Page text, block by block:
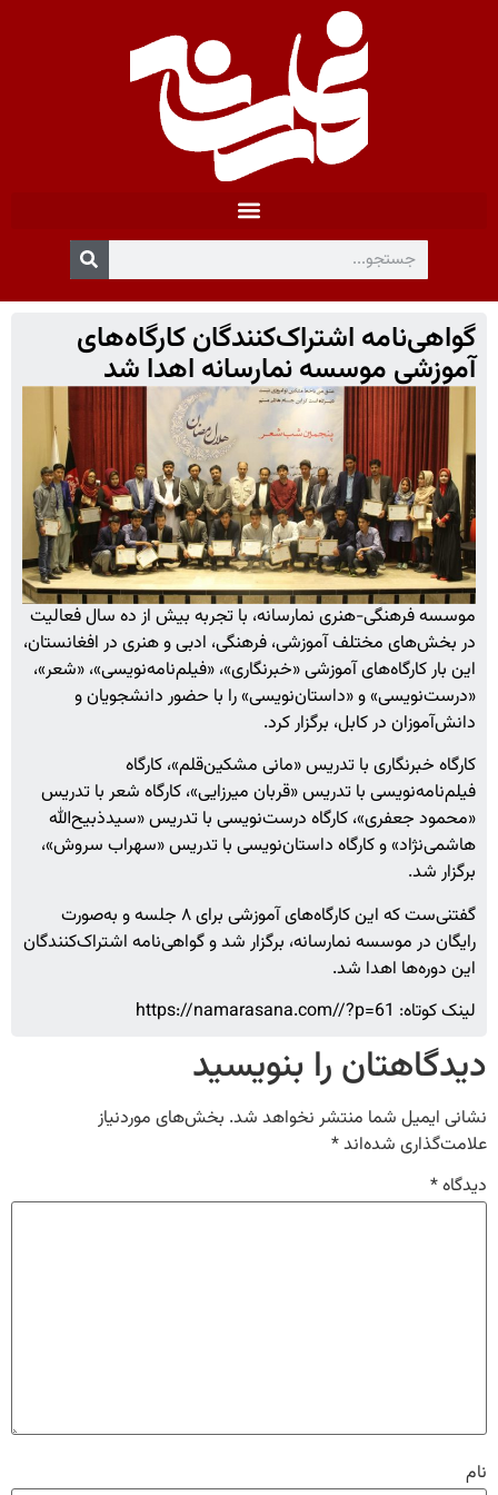
گواهی‌نامه‌ اشتراک‌کنندگان کارگاه‌های
آموزشی موسسه نمارسانه اهدا شد
موسسه فرهنگی-هنری نمارسانه، با تجربه بیش از ده سال فعالیت
در بخش‌های مختلف آموزشی، فرهنگی، ادبی و هنری در افغانستان،
این بار کارگاه‌های آموزشی «خبرنگاری»، «فیلم‌نامه‌نویسی»، «شعر»،
«درست‌نویسی» و «داستان‌نویسی» را با حضور دانشجویان و
دانش‌آموزان در کابل، برگزار کرد.
کارگاه خبرنگاری با تدریس «مانی مشکین‌قلم»، کارگاه
فیلم‌نامه‌نویسی با تدریس «قربان میرزایی»، کارگاه شعر با تدریس
«محمود جعفری»، کارگاه درست‌نویسی با تدریس «سیدذبیح‌الله
هاشمی‌نژاد» و کارگاه داستان‌نویسی با تدریس «سهراب سروش»،
برگزار شد.
گفتنی‌ست که این کارگاه‌های آموزشی برای ۸ جلسه و به‌صورت
رایگان در موسسه نمارسانه، برگزار شد و گواهی‌نامه‌ اشتراک‌کنندگان
این دوره‌ها اهدا شد.
لینک کوتاه: https://namarasana.com//?p=61
دیدگاهتان را بنویسید
نشانی ایمیل شما منتشر نخواهد شد. بخش‌های موردنیاز
علامت‌گذاری شده‌اند*
دیدگاه*
نام